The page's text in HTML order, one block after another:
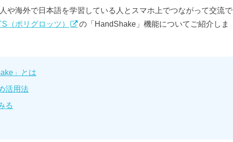
や海外で日本語を学習している人とスマホ上でつながって交流で
（ポリグロッツ）
の「HandShake」機能についてご紹介しま
」とは
活用法
る